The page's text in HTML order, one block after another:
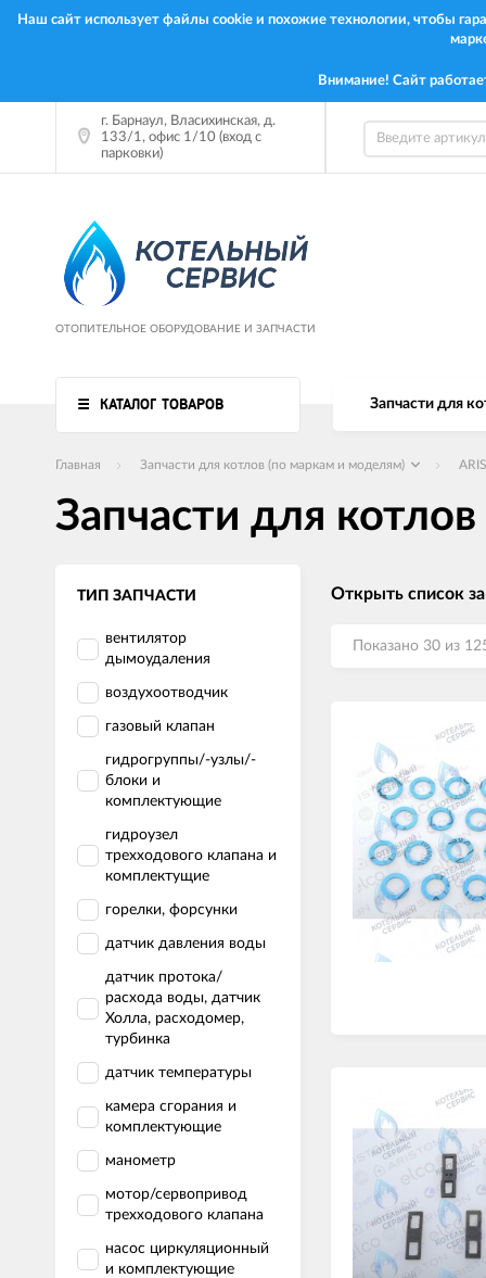
Наш сайт использует файлы cookie и похожие технологии, чтобы
Внимание! Сайт
г. Барнаул, Власихинская, д.
133/1, офис 1/10 (вход с
парковки)
ОТОПИТЕЛЬНОЕ ОБОРУДОВАНИЕ И ЗАПЧАСТИ
КАТАЛОГ ТОВАРОВ Запчасти для
Главная Запчасти для котлов (по маркам и моделям)
Запчасти для
ТИП ЗАПЧАСТИ
вентилятор
дымоудаления
воздухоотводчик
газовый клапан
гидрогруппы/-узлы/-
блоки и
комплектующие
гидроузел
трехходового клапана и
комплектущие
горелки, форсунки
датчик давления воды
датчик протока/
расхода воды, датчик
Холла, расходомер,
турбинка
датчик температуры
камера сгорания и
комплектующие
манометр
мотор/сервопривод
трехходового клапана
насос циркуляционный
и комплектующие
Открыть список
Показано 30 из